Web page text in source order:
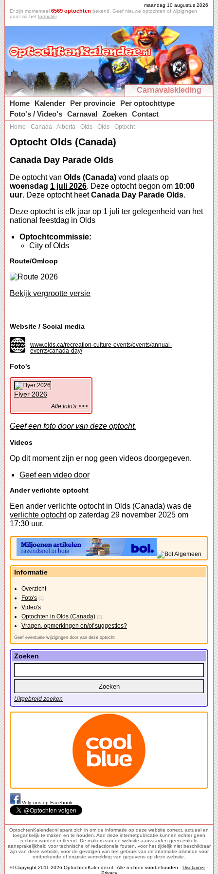
maandag 10 augustus 2026
Er zijn momenteel 6569 optochten bekend. Geef nieuwe optochten of wijzigingen
door via het formulier.
Carnavalskleding
Home
Kalender Per provincie
Per optochttype
Foto's / Video's Carnaval Zoeken Contact
Home - Canada -Alberta - Olds - Olds - Optocht
Optocht Olds (Canada)
Canada Day Parade Olds
De optocht van Olds (Canada) vond plaats op
woensdag 1 juli 2026. Deze optocht begon om 10:00
uur. Deze optocht heetCanada Day Parade Olds.
Deze optocht is elk jaar op 1 juli ter gelegenheid van het
national feestdag in Olds
Optochtcommissie:
City of Olds
Route/Omloop
Bekijk vergrootte versie
Website / Social media
www.olds.ca/recreation-culture-events/events/annual-
events/canada-day/
Foto's
Flyer 2026
Alle foto's >>>
Geef een foto door van deze optocht.
Videos
Op dit moment zijn er nog geen videos doorgegeven.
Geef een video door
Ander verlichte optocht
Een ander verlichte optocht in Olds (Canada) was de
verlichte optochtop zaterdag 29 november 2025 om
17:30 uur.
Informatie
Overzicht
Foto's (1)
Video's
Optochten in Olds (Canada) (2)
Vragen, opmerkingen en/of suggesties?
Geef eventuele wijzigingen door van deze optocht
Zoeken
Uitgebreid zoeken
Volg ons op Facebook
OptochtenKalender.nl spant zich in om de informatie op deze website correct, actueel en
toegankelijk te maken en te houden. Aan deze internetpublicatie kunnen echter geen
rechten worden ontleend. De makers van de website aanvaarden geen enkele
aansprakelijkheid voor technische of redactionele fouten, voor het tijdelijk niet beschikbaar
zijn van deze website, voor de gevolgen van het gebruik van de informatie alsmede voor
ontbrekende of onjuiste vermelding van gegevens op deze website.
© Copyright 2011-2026 OptochtenKalender.nl - Alle rechten voorbehouden - Disclaimer-